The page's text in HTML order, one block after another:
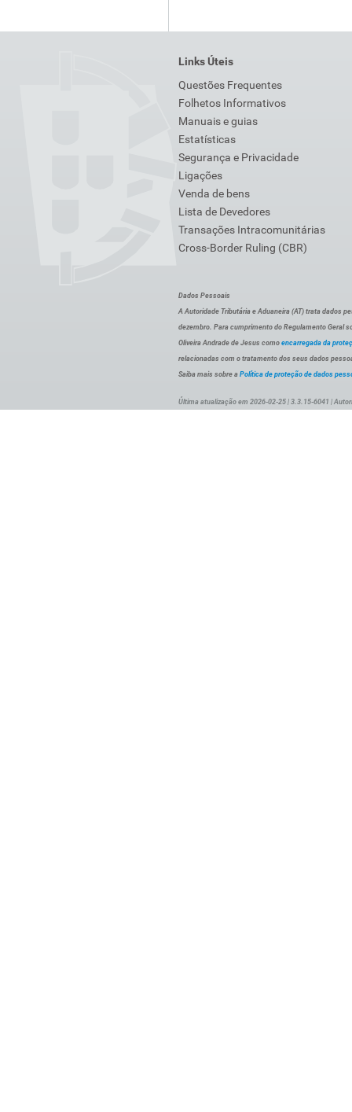
Links Úteis
Questões Frequentes
Folhetos Informativos
Manuais e guias
Estatísticas
Segurança e Privacidade
Ligações
Venda de bens
Lista de Devedores
Transações Intracomunitárias
Cross-Border Ruling (CBR)
Dados Pessoais
A Autoridade Tributária e Aduaneira (AT) trata dados
dezembro. Para cumprimento do Regulamento Geral
Oliveira Andrade de Jesus como encarregada da
relacionadas com o tratamento dos seus dados
Saiba mais sobre a Política de proteção de dados
Última atualização em 2026-02-25 | 3.3.15-6041 |